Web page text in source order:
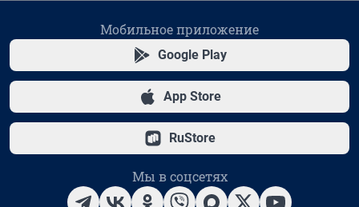
Мобильное приложение
Google Play
App Store
RuStore
Мы в соцсетях